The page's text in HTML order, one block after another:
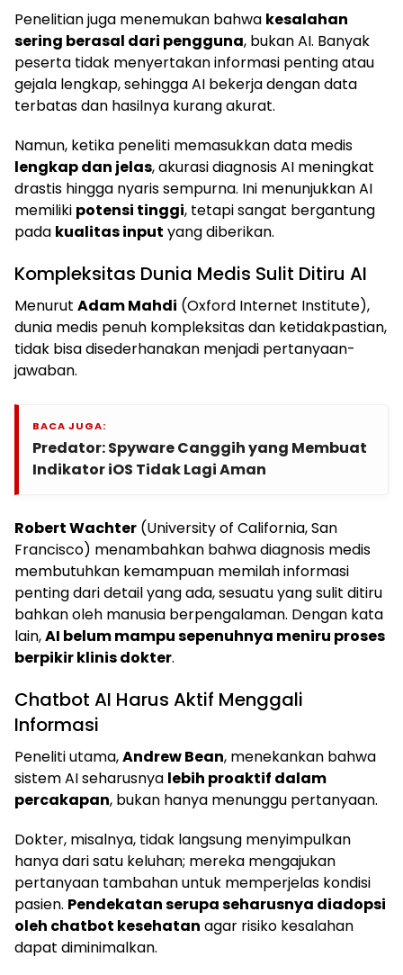
Penelitian juga menemukan bahwa kesalahan
sering berasal dari pengguna, bukan AI. Banyak
peserta tidak menyertakan informasi penting atau
gejala lengkap, sehingga AI bekerja dengan data
terbatas dan hasilnya kurang akurat.
Namun, ketika peneliti memasukkan data medis
lengkap dan jelas, akurasi diagnosis AI meningkat
drastis hingga nyaris sempurna. Ini menunjukkan AI
memiliki potensi tinggi, tetapi sangat bergantung
pada kualitas input yang diberikan.
Kompleksitas Dunia Medis Sulit Ditiru AI
Menurut Adam Mahdi (Oxford Internet Institute),
dunia medis penuh kompleksitas dan ketidakpastian,
tidak bisa disederhanakan menjadi pertanyaan-
jawaban.
BACA JUGA:
Predator: Spyware Canggih yang Membuat
Indikator iOS Tidak Lagi Aman
Robert Wachter (University of California, San
Francisco) menambahkan bahwa diagnosis medis
membutuhkan kemampuan memilah informasi
penting dari detail yang ada, sesuatu yang sulit ditiru
bahkan oleh manusia berpengalaman. Dengan kata
lain,AI belum mampu sepenuhnya meniru proses
berpikir klinis dokter.
Chatbot AI Harus Aktif Menggali
Informasi
Peneliti utama,Andrew Bean, menekankan bahwa
sistem AI seharusnya lebih proaktif dalam
percakapan, bukan hanya menunggu pertanyaan.
Dokter, misalnya, tidak langsung menyimpulkan
hanya dari satu keluhan; mereka mengajukan
pertanyaan tambahan untuk memperjelas kondisi
pasien. Pendekatan serupa seharusnya diadopsi
oleh chatbot kesehatan agar risiko kesalahan
dapat diminimalkan.